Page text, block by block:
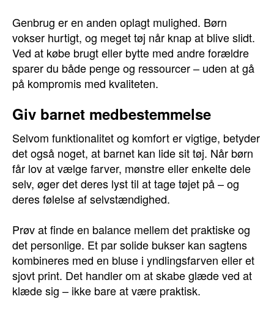
Genbrug er en anden oplagt mulighed. Børn
vokser hurtigt, og meget tøj når knap at blive slidt.
Ved at købe brugt eller bytte med andre forældre
sparer du både penge og ressourcer – uden at gå
på kompromis med kvaliteten.
Giv barnet medbestemmelse
Selvom funktionalitet og komfort er vigtige, betyder
det også noget, at barnet kan lide sit tøj. Når børn
får lov at vælge farver, mønstre eller enkelte dele
selv, øger det deres lyst til at tage tøjet på – og
deres følelse af selvstændighed.
Prøv at finde en balance mellem det praktiske og
det personlige. Et par solide bukser kan sagtens
kombineres med en bluse i yndlingsfarven eller et
sjovt print. Det handler om at skabe glæde ved at
klæde sig – ikke bare at være praktisk.